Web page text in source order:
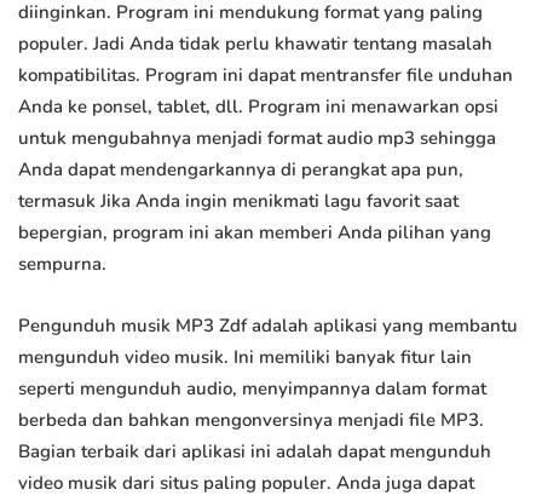
diinginkan. Program ini mendukung format yang paling
populer. Jadi Anda tidak perlu khawatir tentang masalah
kompatibilitas. Program ini dapat mentransfer file unduhan
Anda ke ponsel, tablet, dll. Program ini menawarkan opsi
untuk mengubahnya menjadi format audio mp3 sehingga
Anda dapat mendengarkannya di perangkat apa pun,
termasuk Jika Anda ingin menikmati lagu favorit saat
bepergian, program ini akan memberi Anda pilihan yang
sempurna.
Pengunduh musik MP3 Zdf adalah aplikasi yang membantu
mengunduh video musik. Ini memiliki banyak fitur lain
seperti mengunduh audio, menyimpannya dalam format
berbeda dan bahkan mengonversinya menjadi file MP3.
Bagian terbaik dari aplikasi ini adalah dapat mengunduh
video musik dari situs paling populer. Anda juga dapat